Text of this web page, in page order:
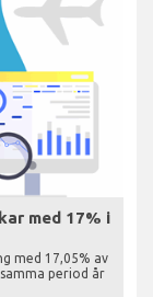
med 17% i
med 17,05% av
period år